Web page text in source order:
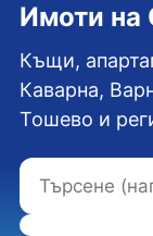
Имоти на
Къщи,
Каварна,
Тошево и